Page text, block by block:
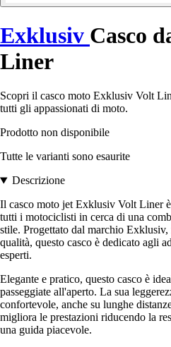
Exklusiv Casco
Liner
Scopri il casco moto Exklusiv Volt
tutti gli appassionati di moto.
Prodotto non disponibile
Tutte le varianti sono esaurite
Descrizione
Il casco moto jet Exklusiv Volt Liner
tutti i motociclisti in cerca di una
stile. Progettato dal marchio
qualità, questo casco è dedicato agli
esperti.
Elegante e pratico, questo casco è
passeggiate all'aperto. La sua
confortevole, anche su lunghe
migliora le prestazioni riducendo la
una guida piacevole.